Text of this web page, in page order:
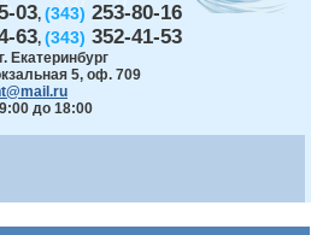
03, (343) 253-80-16
63, (343) 352-41-53
г. Екатеринбург
5, оф. 709
до 18:00